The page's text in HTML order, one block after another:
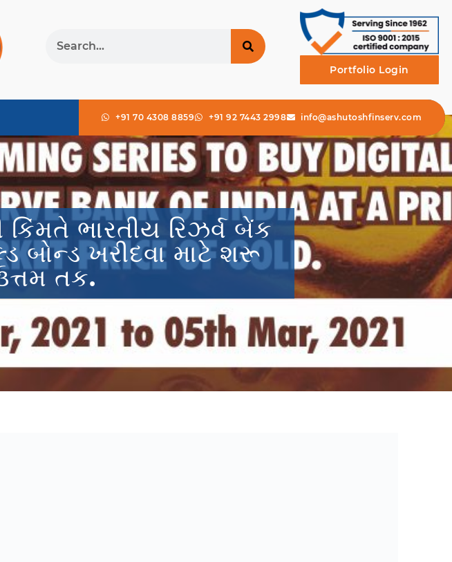
Portfolio Login
+91 70 4308 8859 +91 92 7443 2998 info@ashutoshfinserv.com
કિંમતે ભારતીય રિઝર્વ બેંક
બોન્ડ ખરીદવા માટે શરૂ
તક.